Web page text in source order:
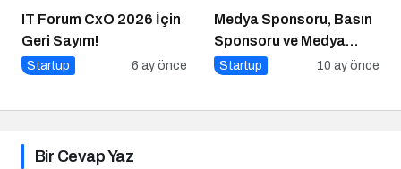
IT Forum CxO 2026 İçin
Geri Sayım!
Startup 6 ay önce
Medya Sponsoru, Basın
Sponsoru ve Medya
Partneri Ne Demek?
Startup 10 ay önce
Bir Cevap Yaz